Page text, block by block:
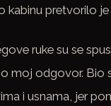
kabinu pretvorilo
ruke su se
moj odgovor. Bio
i usnama, jer